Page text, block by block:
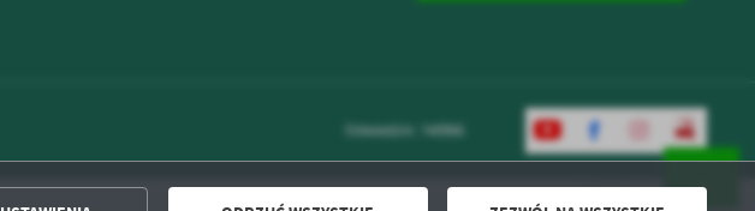
Odwiedzin: 740966